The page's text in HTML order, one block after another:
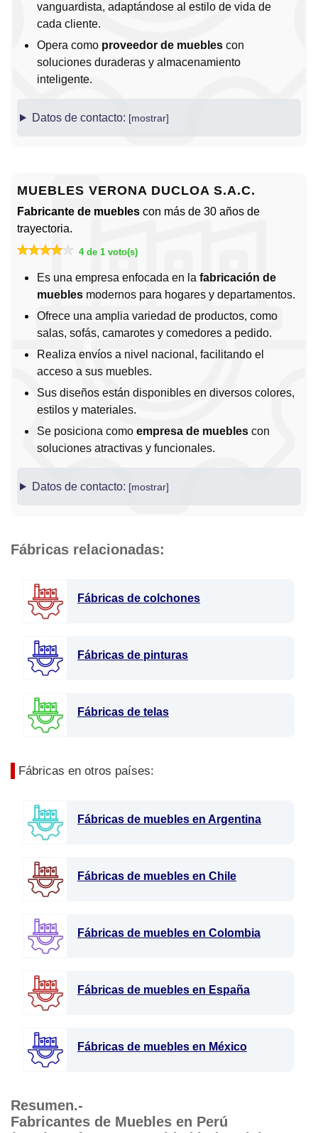
vanguardista, adaptándose al estilo de vida de
cada cliente.
Opera como proveedor de muebles con
soluciones duraderas y almacenamiento
inteligente.
Datos de contacto:
MUEBLES VERONA DUCLOA S.A.C.
Fabricante de muebles con más de 30 años de
trayectoria.
4 de 1 voto(s)
Es una empresa enfocada en la fabricación de
muebles modernos para hogares y departamentos.
Ofrece una amplia variedad de productos, como
salas, sofás, camarotes y comedores a pedido.
Realiza envíos a nivel nacional, facilitando el
acceso a sus muebles.
Sus diseños están disponibles en diversos colores,
estilos y materiales.
Se posiciona como empresa de muebles con
soluciones atractivas y funcionales.
Datos de contacto:
Fábricas relacionadas:
Fábricas de colchones
Fábricas de pinturas
Fábricas de telas
Fábricas en otros países:
Fábricas de muebles en Argentina
Fábricas de muebles en Chile
Fábricas de muebles en Colombia
Fábricas de muebles en España
Fábricas de muebles en México
Resumen.-
Fabricantes de Muebles en Perú